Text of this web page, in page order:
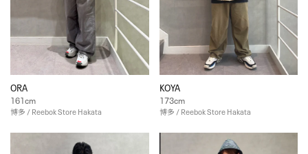
ORA
161cm
博多 / Reebok Store Hakata
KOYA
173cm
博多 / Reebok Store Hakata